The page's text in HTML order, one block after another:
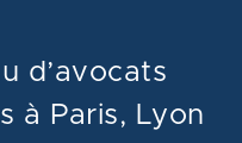
d’avocats
à Paris, Lyon